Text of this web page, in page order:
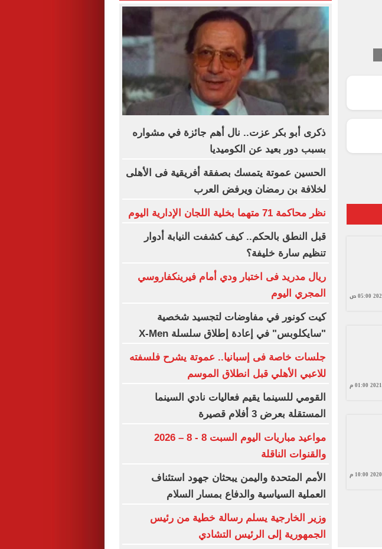
ذكرى أبو بكر عزت.. نال أهم جائزة في مشواره
بسبب دور بعيد عن الكوميديا
الحسين عموتة يتمسك بصفقة أفريقية فى الأهلى
لخلافة بن رمضان ويرفض العرب
نظر محاكمة 71 متهما بخلية اللجان الإدارية اليوم
قبل النطق بالحكم.. كيف كشفت النيابة أدوار
تنظيم سارة خليفة؟
ريال مدريد فى اختبار ودي أمام فيرينكفاروسي
المجري اليوم
كيت كونور في مفاوضات لتجسيد شخصية
"سايكلوبس" في إعادة إطلاق سلسلة X-Men
جلسات خاصة فى إسبانيا.. عموتة يشرح فلسفته
للاعبي الأهلي قبل انطلاق الموسم
القومي للسينما يقيم فعاليات نادي السينما
المستقلة بعرض 3 أفلام قصيرة
مواعيد مباريات اليوم السبت 8 - 8 – 2026
والقنوات الناقلة
الأمم المتحدة واليمن يبحثان جهود استئناف
العملية السياسية والدفاع بمسار السلام
وزير الخارجية يسلم رسالة خطية من رئيس
الجمهورية إلى الرئيس التشادي